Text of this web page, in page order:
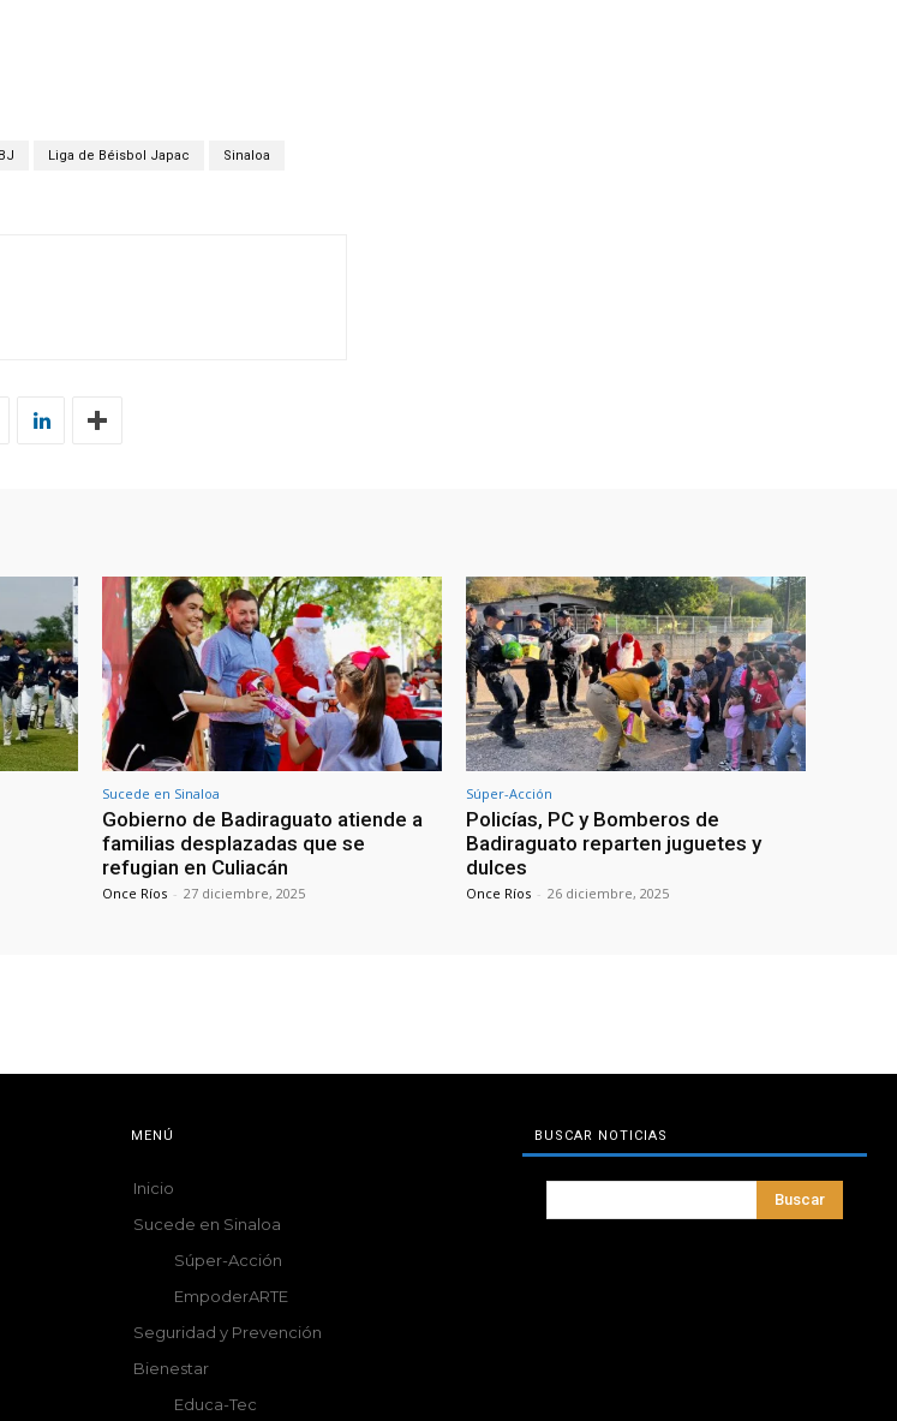
Liga de Béisbol Japac Sinaloa
Sucede en Sinaloa
Gobierno de Badiraguato atiende a
familias desplazadas que se
refugian en Culiacán
Once Ríos - 27 diciembre, 2025
Súper-Acción
Policías, PC y Bomberos de
Badiraguato reparten juguetes y
dulces
Once Ríos - 26 diciembre, 2025
MENÚ
Inicio
Sucede en Sinaloa
Súper-Acción
EmpoderARTE
Seguridad y Prevención
Bienestar
Educa-Tec
BUSCAR NOTICIAS
Buscar